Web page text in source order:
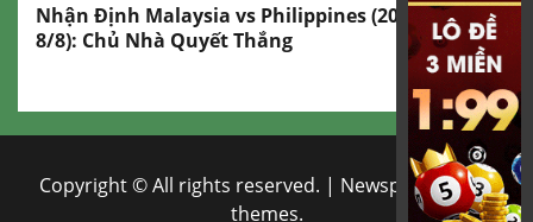
Nhận Định Malaysia vs Philippines (20h00 Ngày
8/8): Chủ Nhà Quyết Thắng
Copyright © All rights reserved. | Newsphereby AF
themes.